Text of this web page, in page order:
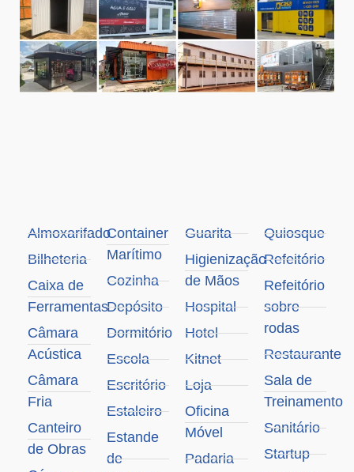
Almoxarifado
Bilheteria
Caixa de
Ferramentas
Câmara
Acústica
Câmara
Fria
Canteiro
de Obras
Container
Marítimo
Cozinha
Depósito
Dormitório
Escola
Escritório
Estaleiro
Estande
de
Guarita
Higienização
de Mãos
Hospital
Hotel
Kitnet
Loja
Oficina
Móvel
Padaria
Quiosque
Refeitório
Refeitório
sobre
rodas
Restaurante
Sala de
Treinamento
Sanitário
Startup